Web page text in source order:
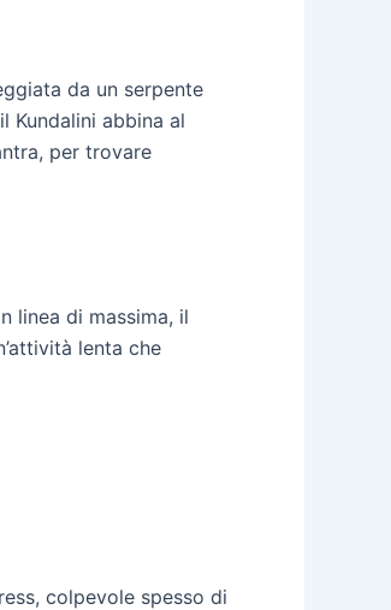
da un serpente
Kundalini abbina al
per trovare
linea di massima, il
lenta che
colpevole spesso di